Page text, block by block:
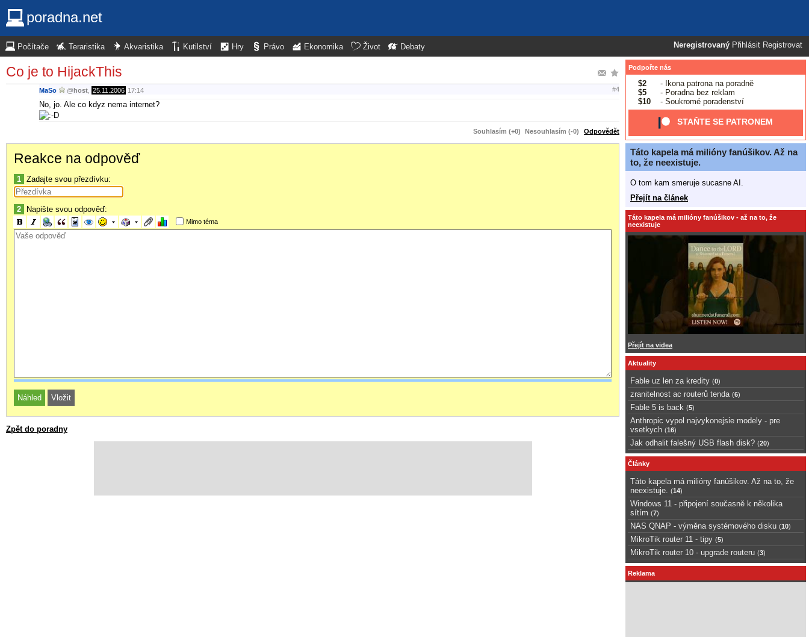
poradna.net
Neregistrovaný Přihlásit Registrovat
Počítače Teraristika Akvaristika Kutilství Hry Právo Ekonomika Život Debaty
Co je to HijackThis
MaSo @host 25.11.2006 17:14 #4
No, jo. Ale co kdyz nema internet?
Souhlasím (+0) Nesouhlasím (-0) Odpovědět
Reakce na odpověď
1 Zadajte svou přezdívku:
2 Napište svou odpověď:
Mimo téma
Zpět do poradny
Podpořte nás
$2
- Ikona patrona na poradně
$5
- Poradna bez reklam
$10
- Soukromé poradenství
STAŇTE SE PATRONEM
Táto kapela má milióny fanúšikov. Až na
to, že neexistuje.
O tom kam smeruje sucasne AI.
Přejít na článek
Táto kapela má milióny fanúšikov - až na to, že
neexistuje
Přejít na videa
Aktuality
Fable uz len za kredity (0)
zranitelnost ac routerů tenda (6)
Fable 5 is back (5)
Anthropic vypol najvykonejsie modely - pre
vsetkych (16)
Jak odhalit falešný USB flash disk? (20)
Články
Táto kapela má milióny fanúšikov. Až na to, že
neexistuje.
(14)
Windows 11 - připojení současně k několika
sítím (7)
NAS QNAP - výměna systémového disku (10)
MikroTik router 11 - tipy (5)
MikroTik router 10 - upgrade routeru (3)
Reklama